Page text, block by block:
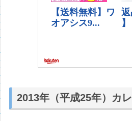
2013年（平成25年）カ